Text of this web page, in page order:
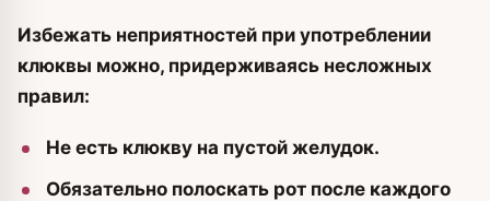
Избежать неприятностей при употреблении
клюквы можно, придерживаясь несложных
правил:
Не есть клюкву на пустой желудок.
Обязательно полоскать рот после каждого